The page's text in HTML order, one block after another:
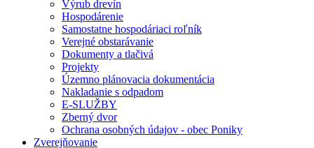
Výrub drevín
Hospodárenie
Samostatne hospodáriaci roľník
Verejné obstarávanie
Dokumenty a tlačivá
Projekty
Územno plánovacia dokumentácia
Nakladanie s odpadom
E-SLUŽBY
Zberný dvor
Ochrana osobných údajov - obec Poniky
Zverejňovanie